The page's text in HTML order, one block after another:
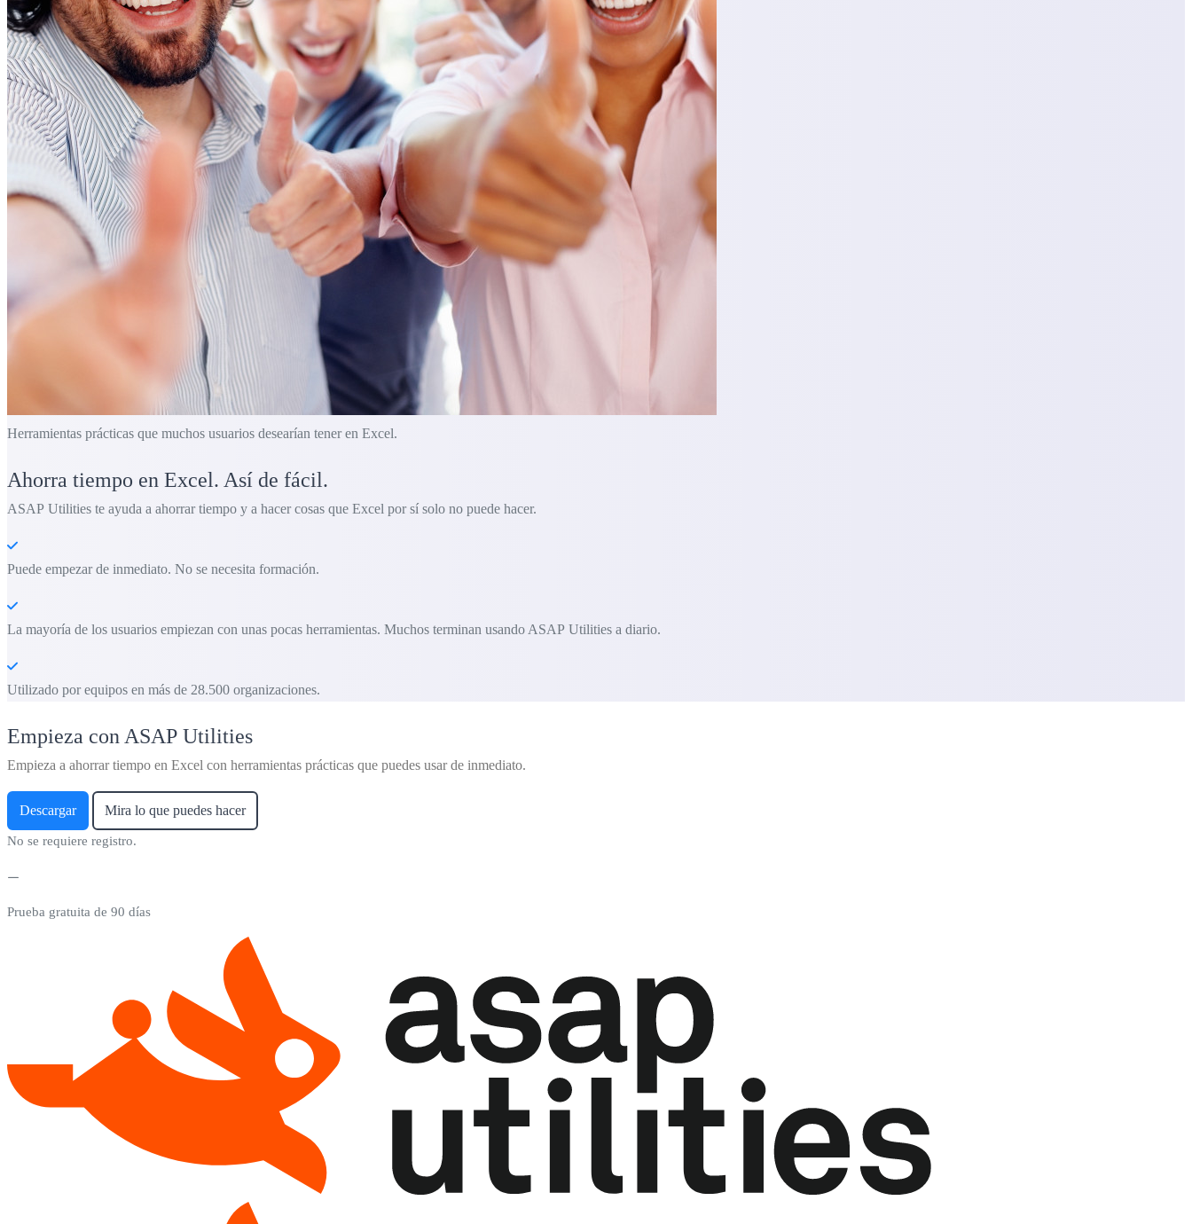
Herramientas prácticas que muchos usuarios desearían tener en Excel.
Ahorra tiempo en Excel. Así de fácil.
ASAP Utilities te ayuda a ahorrar tiempo y a hacer cosas que Excel por sí solo no puede hacer.
Puede empezar de inmediato. No se necesita formación.
La mayoría de los usuarios empiezan con unas pocas herramientas. Muchos terminan usando ASAP Utilities a diario.
Utilizado por equipos en más de 28.500 organizaciones.
Empieza con ASAP Utilities
Empieza a ahorrar tiempo en Excel con herramientas prácticas que puedes usar de inmediato.
Descargar Mira lo que puedes hacer
No se requiere registro.
Prueba gratuita de 90 días